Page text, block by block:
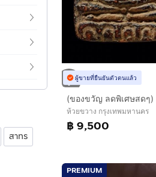
สาทร
ผู้ขายที่ยืนยันตัวตนแล้ว
ห้วยขวาง กรุงเทพมหานคร
฿ 9,500
PREMIUM